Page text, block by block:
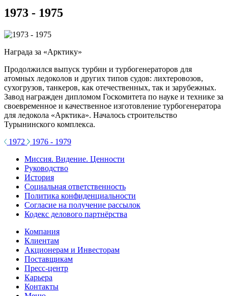
1973 - 1975
Награда за «Арктику»
Продолжился выпуск турбин и турбогенераторов для
атомных ледоколов и других типов судов: лихтеровозов,
сухогрузов, танкеров, как отечественных, так и зарубежных.
Завод награжден дипломом Госкомитета по науке и технике за
своевременное и качественное изготовление турбогенератора
для ледокола «Арктика». Началось строительство
Турынинского комплекса.
1972
1976 - 1979
Миссия. Видение. Ценности
Руководство
История
Социальная ответственность
Политика конфиденциальности
Согласие на получение рассылок
Кодекс делового партнёрства
Компания
Клиентам
Акционерам и Инвесторам
Поставщикам
Пресс-центр
Карьера
Контакты